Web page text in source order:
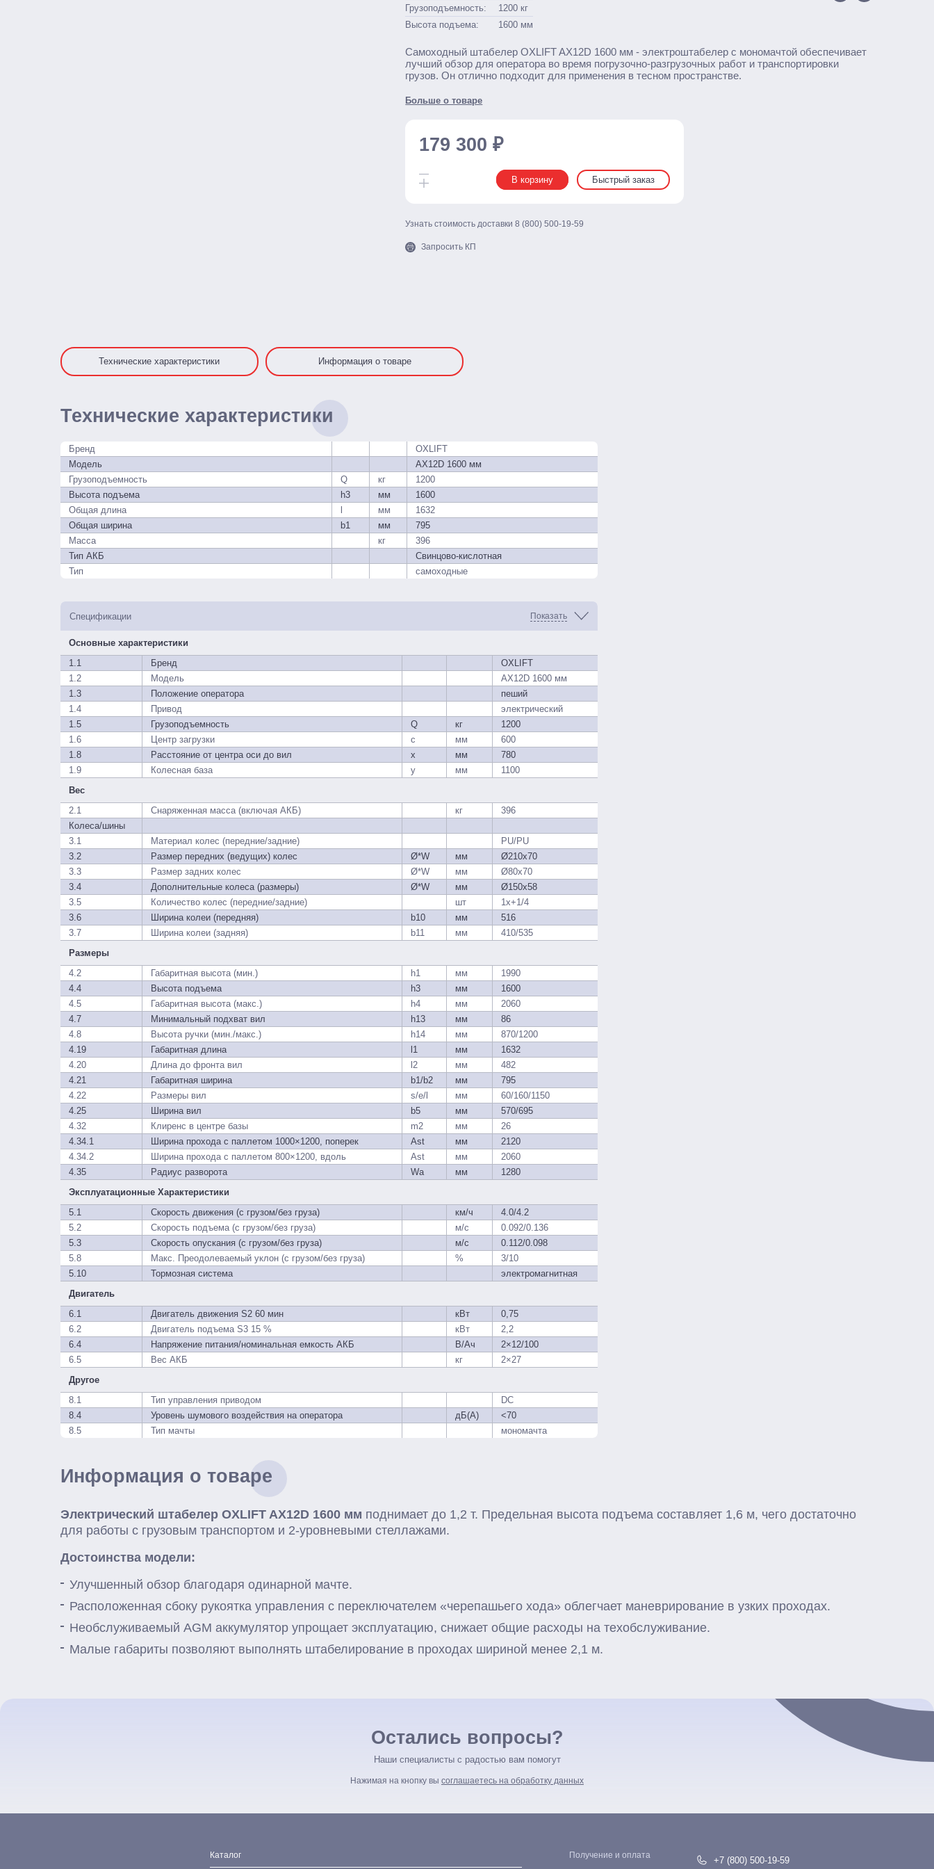
Грузоподъемность:
1200 кг
Высота подъема:
1600 мм
Самоходный штабелер OXLIFT AX12D 1600 мм - электроштабелер с мономачтой обеспечивает
лучший обзор для оператора во время погрузочно-разгрузочных работ и транспортировки
грузов. Он отлично подходит для применения в тесном пространстве.
Больше о товаре
179 300 ₽
В корзину Быстрый заказ
Узнать стоимость доставки8 (800) 500-19-59
Запросить КП
Технические характеристики Информация о товаре
Технические характеристики
Бренд
OXLIFT
Модель
AX12D 1600 мм
Грузоподъемность
Q кг
1200
Высота подъема
h3 мм
1600
Общая длина
мм
1632
Общая ширина
b1 мм
795
Масса
кг
396
Тип АКБ
Свинцово-кислотная
Тип
самоходные
Спецификации Показать
Основные характеристики
1.1
Бренд
OXLIFT
1.2
Модель
АХ12D 1600 мм
1.3
Положение оператора
пеший
1.4
Привод
электрический
1.5
Грузоподъемность Q кг
1200
1.6
Центр загрузки c мм
600
1.8
Расстояние от центра оси до вил x мм
780
1.9
Колесная база y мм
1100
Вес
2.1
Снаряженная масса (включая АКБ) кг
396
Колеса/шины
3.1
Материал колес (передние/задние)
PU/PU
3.2
Размер передних (ведущих) колес Ø*W мм
Ø210х70
3.3
Размер задних колес Ø*W мм
Ø80х70
3.4
Дополнительные колеса (размеры) Ø*W мм
Ø150х58
3.5
Количество колес (передние/задние) шт
1x+1/4
3.6
Ширина колеи (передняя) b10 мм
516
3.7
Ширина колеи (задняя) b11 мм
410/535
Размеры
4.2
Габаритная высота (мин.) h1 мм
1990
4.4
Высота подъема h3 мм
1600
4.5
Габаритная высота (макс.) h4 мм
2060
4.7
Минимальный подхват вил h13 мм
86
4.8
Высота ручки (мин./макс.) h14 мм
870/1200
4.19
Габаритная длина l1 мм
1632
4.20
Длина до фронта вил l2 мм
482
4.21
Габаритная ширина b1/b2 мм
795
4.22
Размеры вил s/e/l мм
60/160/1150
4.25
Ширина вил b5 мм
570/695
4.32
Клиренс в центре базы m2 мм
26
4.34.1
Ширина прохода с паллетом 1000×1200, поперек Ast мм
2120
4.34.2
Ширина прохода с паллетом 800×1200, вдоль Ast мм
2060
4.35
Радиус разворота Wa мм
1280
Эксплуатационные Характеристики
5.1
Скорость движения (с грузом/без груза) км/ч
4.0/4.2
5.2
Скорость подъема (с грузом/без груза) м/с
0.092/0.136
5.3
Скорость опускания (с грузом/без груза) м/с
0.112/0.098
5.8
Макс. Преодолеваемый уклон (с грузом/без груза) %
3/10
5.10
Тормозная система
электромагнитная
Двигатель
6.1
Двигатель движения S2 60 мин кВт
0,75
6.2
Двигатель подъема S3 15 % кВт
2,2
6.4
Напряжение питания/номинальная емкость АКБ В/Ач
2×12/100
6.5
Вес АКБ кг
2×27
Другое
8.1
Тип управления приводом
DC
8.4
Уровень шумового воздействия на оператора дБ(A)
<70
8.5
Тип мачты мономачта
Информация о товаре
Электрический штабелер OXLIFT AX12D 1600 мм поднимает до 1,2 т. Предельная высота подъема составляет 1,6 м, чего достаточно
для работы с грузовым транспортом и 2-уровневыми стеллажами.
Достоинства модели:
Улучшенный обзор благодаря одинарной мачте.
Расположенная сбоку рукоятка управления с переключателем «черепашьего хода» облегчает маневрирование в узких проходах.
Необслуживаемый AGM аккумулятор упрощает эксплуатацию, снижает общие расходы на техобслуживание.
Малые габариты позволяют выполнять штабелирование в проходах шириной менее 2,1 м.
Остались вопросы?
Наши специалисты с радостью вам помогут
Нажимая на кнопку вы соглашаетесь на обработку данных
Каталог
Получение и оплата
+7 (800) 500-19-59